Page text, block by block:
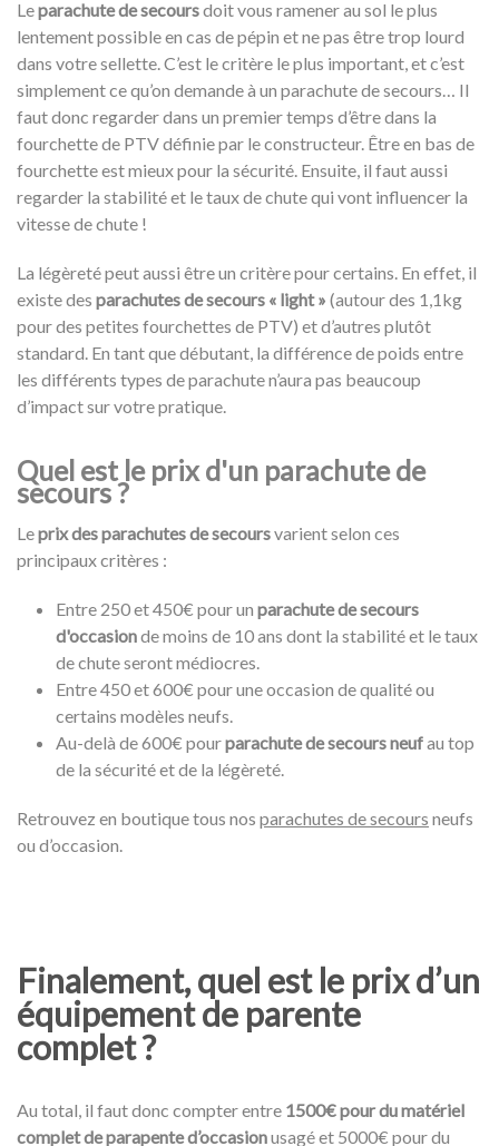
Leparachute de secoursdoit vous ramener au sol le plus
lentement possible en cas de pépin et ne pas être trop lourd
dans votre sellette. C’est le critère le plus important, et c’est
simplement ce qu’on demande à un parachute de secours… Il
faut donc regarder dans un premier temps d’être dans la
fourchette de PTV définie par le constructeur. Être en bas de
fourchette est mieux pour la sécurité. Ensuite, il faut aussi
regarder la stabilité et le taux de chute qui vont influencer la
vitesse de chute !
La légèreté peut aussi être un critère pour certains. En effet, il
existe des parachutes de secours « light » (autour des 1,1kg
pour des petites fourchettes de PTV) et d’autres plutôt
standard. En tant que débutant, la différence de poids entre
les différents types de parachute n’aura pas beaucoup
d’impact sur votre pratique.
Quel est le prix d'un parachute de
secours ?
Leprix des parachutes de secoursvarient selon ces
principaux critères :
Entre 250 et 450€ pour un parachute de secours
d'occasionde moins de 10 ans dont la stabilité et le taux
de chute seront médiocres.
Entre 450 et 600€ pour une occasion de qualité ou
certains modèles neufs.
Au-delà de 600€ pourparachute de secours neufau top
de la sécurité et de la légèreté.
Retrouvez en boutique tous nos parachutes de secours neufs
ou d’occasion.
Finalement, quel est le prix d’un
équipement de parente
complet ?
Au total, il faut donc compter entre 1500€ pour du matériel
complet de parapente d’occasionusagé et 5000€ pour du